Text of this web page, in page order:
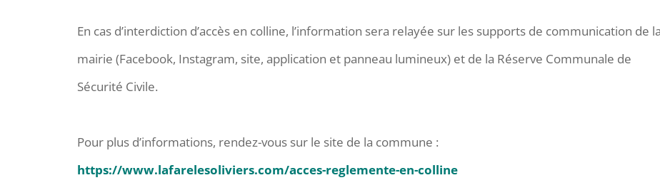
En cas d’interdiction d’accès en colline, l’information sera relayée sur les supports de communication de la
mairie (Facebook, Instagram, site, application et panneau lumineux) et de la Réserve Communale de
Sécurité Civile.
Pour plus d’informations, rendez-vous sur le site de la commune :
https://www.lafarelesoliviers.com/acces-reglemente-en-colline